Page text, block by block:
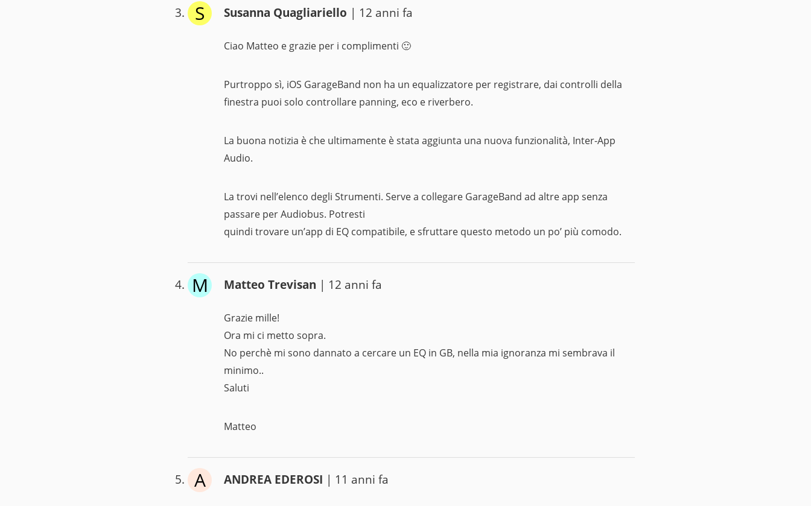
S Susanna Quagliariello | 12 anni fa
Ciao Matteo e grazie per i complimenti 🙂
Purtroppo sì, iOS GarageBand non ha un equalizzatore per registrare, dai controlli della
finestra puoi solo controllare panning, eco e riverbero.
La buona notizia è che ultimamente è stata aggiunta una nuova funzionalità, Inter-App
Audio.
La trovi nell’elenco degli Strumenti. Serve a collegare GarageBand ad altre app senza
passare per Audiobus. Potresti
quindi trovare un’app di EQ compatibile, e sfruttare questo metodo un po’ più comodo.
M Matteo Trevisan | 12 anni fa
Grazie mille!
Ora mi ci metto sopra.
No perchè mi sono dannato a cercare un EQ in GB, nella mia ignoranza mi sembrava il
minimo..
Saluti
Matteo
A ANDREA EDEROSI | 11 anni fa